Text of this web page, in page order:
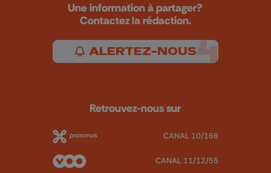
Une information à partager?
Contactez la rédaction.
ALERTEZ-NOUS
Retrouvez-nous sur
CANAL 10/166
CANAL 11/12/55